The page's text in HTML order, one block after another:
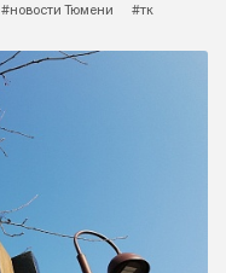
#новости Тюмени #тк